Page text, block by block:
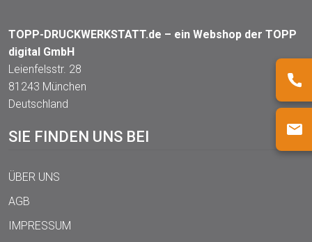
TOPP-DRUCKWERKSTATT.de – ein Webshop der TOPP
digital GmbH
Leienfelsstr. 28
81243 München
Deutschland
SIE FINDEN UNS BEI
ÜBER UNS
AGB
IMPRESSUM